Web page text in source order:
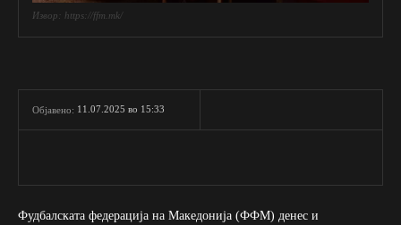
Извор: https://ffm.mk/
Објавено: 11.07.2025 во 15:33
Фудбалската федерација на Македонија (ФФМ) денес и